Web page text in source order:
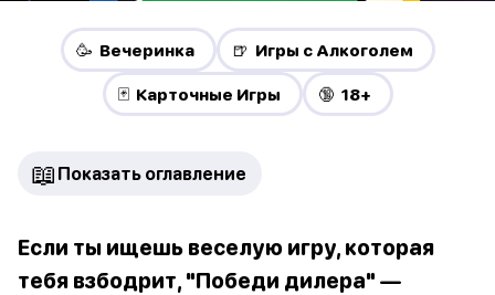
🥳 Вечеринка 🍺 Игры с Алкоголем
🃏 Карточные Игры 🔞 18+
📖 Показать оглавление
Если ты ищешь веселую игру, которая
тебя взбодрит, "Победи дилера" —